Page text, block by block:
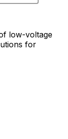
low-voltage
for